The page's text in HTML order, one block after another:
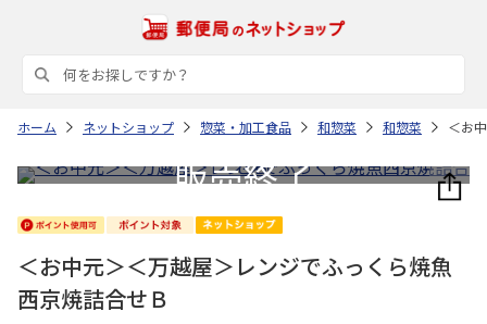
ホーム ネットショップ 惣菜・加工食品 和惣菜 和惣菜 ＜お
＜お中元＞＜万越屋＞レンジでふっくら焼魚
西京焼詰合せＢ